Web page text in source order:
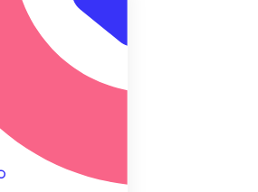
预设